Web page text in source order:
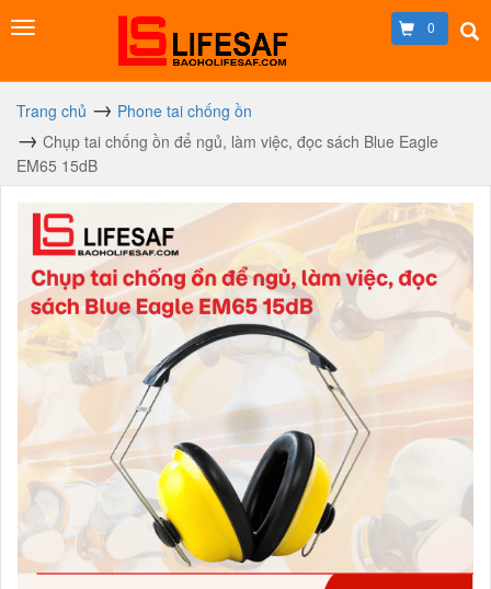
0
Trang chủ
Phone tai chống ồn
Chụp tai chống ồn để ngủ, làm việc, đọc sách Blue Eagle
EM65 15dB